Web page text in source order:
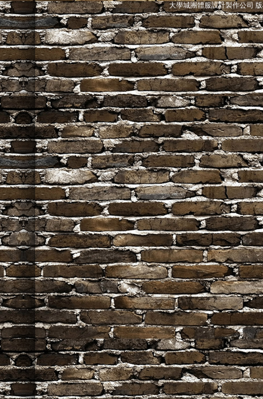
大學城團體服設計製作公司